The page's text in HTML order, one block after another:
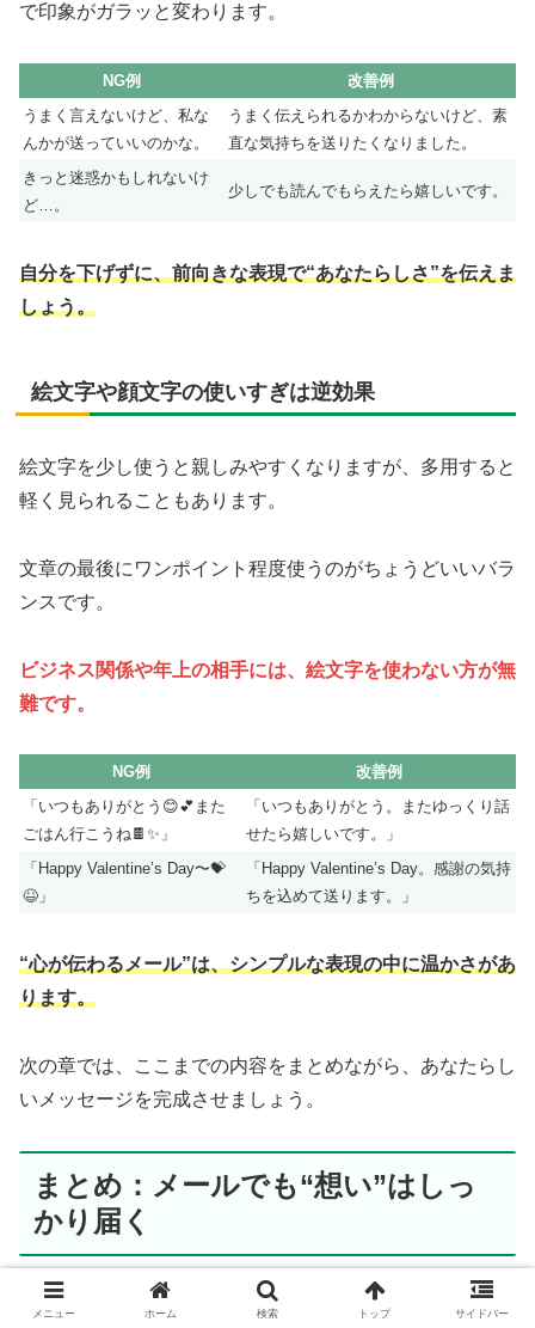
で印象がガラッと変わります。
NG例
改善例
うまく言えないけど、私な
んかが送っていいのかな。
うまく伝えられるかわからないけど、素
直な気持ちを送りたくなりました。
きっと迷惑かもしれないけ
ど…。
少しでも読んでもらえたら嬉しいです。
自分を下げずに、前向きな表現で“あなたらしさ”を伝えま
しょう。
絵文字や顔文字の使いすぎは逆効果
絵文字を少し使うと親しみやすくなりますが、多用すると
軽く見られることもあります。
文章の最後にワンポイント程度使うのがちょうどいいバラ
ンスです。
ビジネス関係や年上の相手には、絵文字を使わない方が無
難です。
NG例
改善例
「いつもありがとう😊💕また
ごはん行こうね🍫✨」
「いつもありがとう。またゆっくり話
せたら嬉しいです。」
「Happy Valentine’s Day〜💝
😆」
「Happy Valentine’s Day。感謝の気持
ちを込めて送ります。」
“心が伝わるメール”は、シンプルな表現の中に温かさがあ
ります。
次の章では、ここまでの内容をまとめながら、あなたらし
いメッセージを完成させましょう。
まとめ：メールでも“想い”はしっ
かり届く
メニュー ホーム 検索 トップ サイドバー